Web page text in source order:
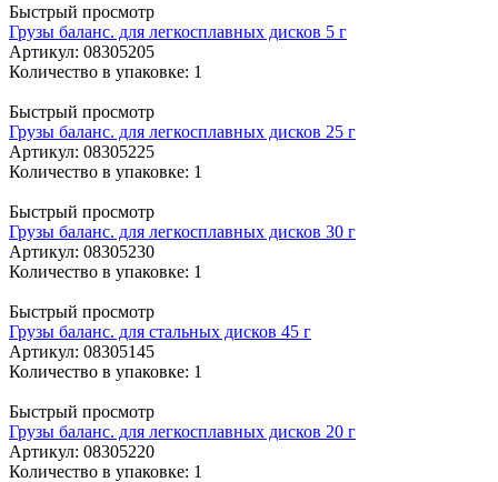
Быстрый просмотр
Грузы баланс. для легкосплавных дисков 5 г
Артикул: 08305205
Количество в упаковке: 1
Быстрый просмотр
Грузы баланс. для легкосплавных дисков 25 г
Артикул: 08305225
Количество в упаковке: 1
Быстрый просмотр
Грузы баланс. для легкосплавных дисков 30 г
Артикул: 08305230
Количество в упаковке: 1
Быстрый просмотр
Грузы баланс. для стальных дисков 45 г
Артикул: 08305145
Количество в упаковке: 1
Быстрый просмотр
Грузы баланс. для легкосплавных дисков 20 г
Артикул: 08305220
Количество в упаковке: 1